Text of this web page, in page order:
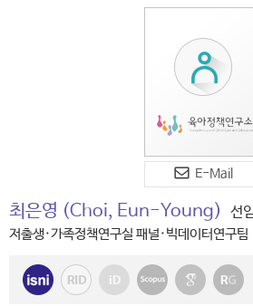
E-Mail
최은영 (Choi, Eun-Young) 선
저출생·가족정책연구실 패널·빅데이터연구팀